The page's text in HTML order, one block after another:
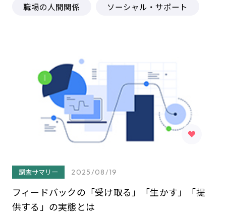
職場の人間関係 ソーシャル・サポート
調査サマリー 2025/08/19
フィードバックの「受け取る」「生かす」「提
供する」の実態とは